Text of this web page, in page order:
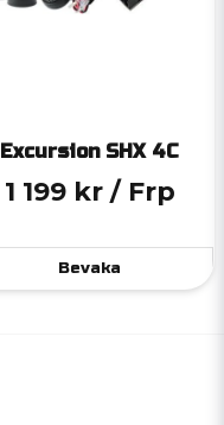
Excursion SHX 4C
1 199 kr / Frp
Bevaka